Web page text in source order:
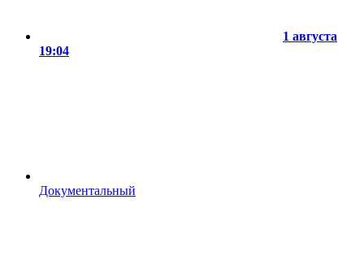
1 августа
19:04
Документальный